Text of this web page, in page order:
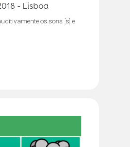
- Lisboa
os sons [s] e